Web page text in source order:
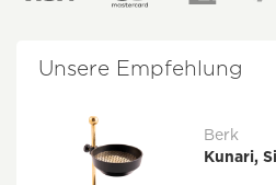
Unsere Empfehlung
Berk
Kunari,